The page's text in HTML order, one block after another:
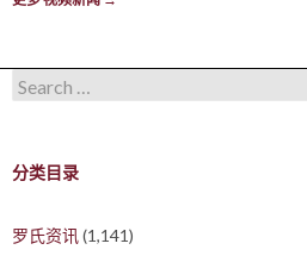
Search for:
分类目录
罗氏资讯(1,141)